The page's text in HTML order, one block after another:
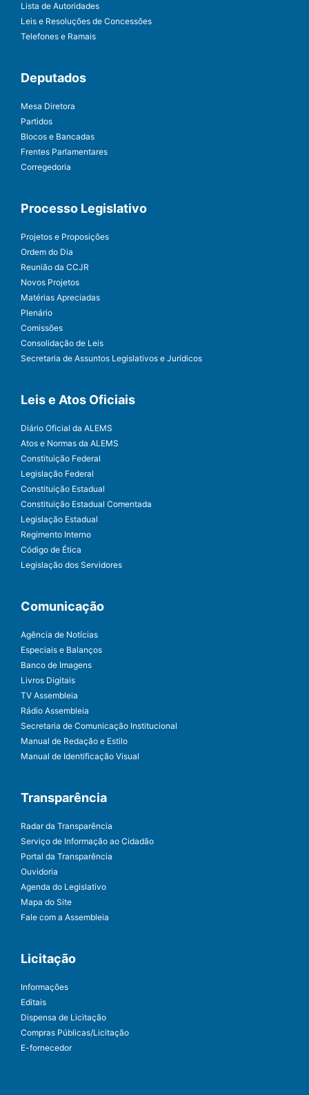
Lista de Autoridades
Leis e Resoluções de Concessões
Telefones e Ramais
Deputados
Mesa Diretora
Partidos
Blocos e Bancadas
Frentes Parlamentares
Corregedoria
Processo Legislativo
Projetos e Proposições
Ordem do Dia
Reunião da CCJR
Novos Projetos
Matérias Apreciadas
Plenário
Comissões
Consolidação de Leis
Secretaria de Assuntos Legislativos e Jurídicos
Leis e Atos Oficiais
Diário Oficial da ALEMS
Atos e Normas da ALEMS
Constituição Federal
Legislação Federal
Constituição Estadual
Constituição Estadual Comentada
Legislação Estadual
Regimento Interno
Código de Ética
Legislação dos Servidores
Comunicação
Agência de Notícias
Especiais e Balanços
Banco de Imagens
Livros Digitais
TV Assembleia
Rádio Assembleia
Secretaria de Comunicação Institucional
Manual de Redação e Estilo
Manual de Identificação Visual
Transparência
Radar da Transparência
Serviço de Informação ao Cidadão
Portal da Transparência
Ouvidoria
Agenda do Legislativo
Mapa do Site
Fale com a Assembleia
Licitação
Informações
Editais
Dispensa de Licitação
Compras Públicas/Licitação
E-fornecedor